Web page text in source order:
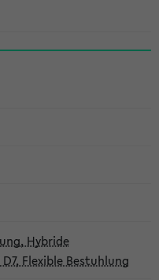
Hybride
Flexible Bestuhlung